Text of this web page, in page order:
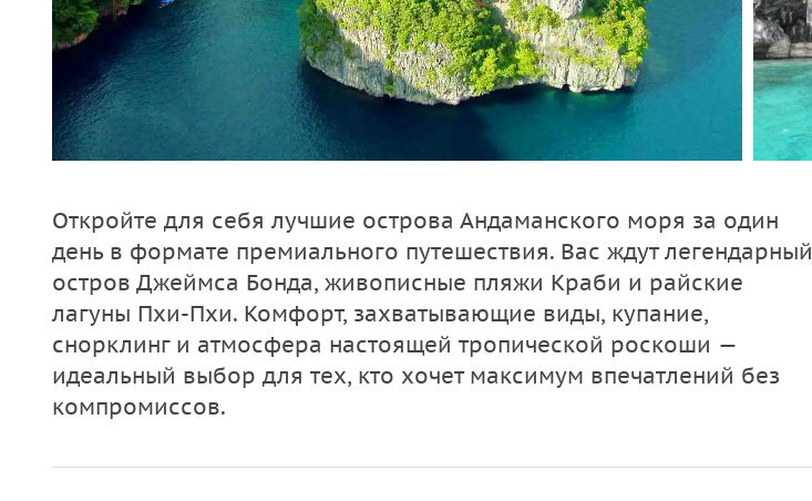
Откройте для себя лучшие острова Андаманского моря за один
день в формате премиального путешествия. Вас ждут легендарный
остров Джеймса Бонда, живописные пляжи Краби и райские
лагуны Пхи-Пхи. Комфорт, захватывающие виды, купание,
снорклинг и атмосфера настоящей тропической роскоши —
идеальный выбор для тех, кто хочет максимум впечатлений без
компромиссов.